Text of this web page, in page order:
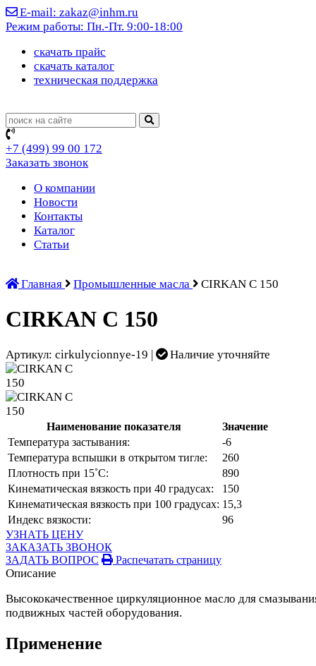
E-mail: zakaz@inhm.ru
Режим работы: Пн.-Пт. 9:00-18:00
cкачать прайс
cкачать каталог
техническая поддержка
+7 (499) 99 00 172
Заказать звонок
О компании
Новости
Контакты
Каталог
Статьи
Главная Промышленные масла CIRKAN C 150
CIRKAN C 150
Артикул: cirkulycionnye-19 | Наличие уточняйте
Наименование показателя
Значение
Температура застывания:
-6
Температура вспышки в открытом тигле:
260
Плотность при 15˚С:
890
Кинематическая вязкость при 40 градусах:
150
Кинематическая вязкость при 100 градусах: 15,3
Индекс вязкости:
96
УЗНАТЬ ЦЕНУ
ЗАКАЗАТЬ ЗВОНОК
ЗАДАТЬ ВОПРОС
Распечатать страницу
Описание
Высококачественное циркуляционное масло для
подвижных частей оборудования.
Применение